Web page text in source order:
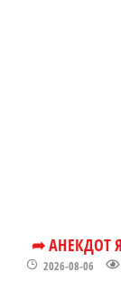
➦ АНЕКДОТ
2026-08-06